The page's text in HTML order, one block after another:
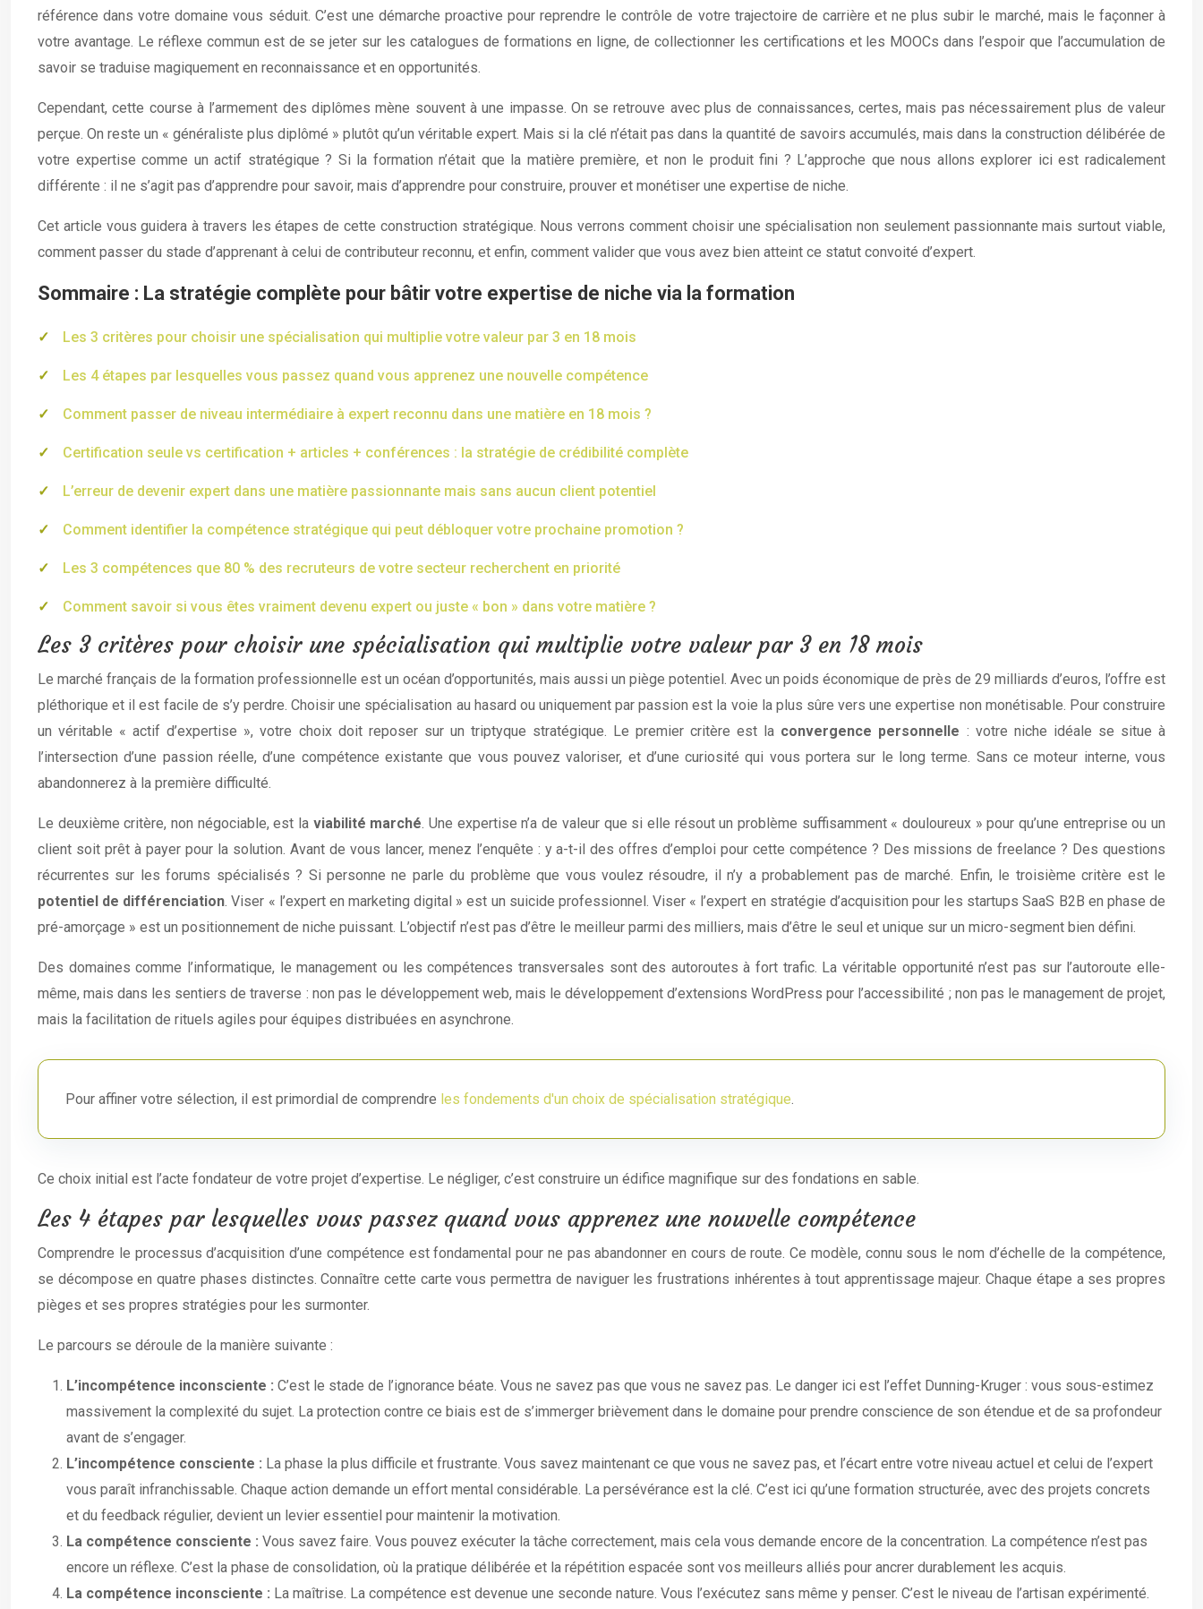
référence dans votre domaine vous séduit. C’est une démarche proactive pour reprendre le contrôle de votre trajectoire de carrière et ne plus subir le marché, mais le façonner à
votre avantage. Le réflexe commun est de se jeter sur les catalogues de formations en ligne, de collectionner les certifications et les MOOCs dans l’espoir que l’accumulation de
savoir se traduise magiquement en reconnaissance et en opportunités.
Cependant, cette course à l’armement des diplômes mène souvent à une impasse. On se retrouve avec plus de connaissances, certes, mais pas nécessairement plus de valeur
perçue. On reste un « généraliste plus diplômé » plutôt qu’un véritable expert. Mais si la clé n’était pas dans la quantité de savoirs accumulés, mais dans la construction délibérée de
votre expertise comme un actif stratégique ? Si la formation n’était que la matière première, et non le produit fini ? L’approche que nous allons explorer ici est radicalement
différente : il ne s’agit pas d’apprendre pour savoir, mais d’apprendre pour construire, prouver et monétiser une expertise de niche.
Cet article vous guidera à travers les étapes de cette construction stratégique. Nous verrons comment choisir une spécialisation non seulement passionnante mais surtout viable,
comment passer du stade d’apprenant à celui de contributeur reconnu, et enfin, comment valider que vous avez bien atteint ce statut convoité d’expert.
Sommaire : La stratégie complète pour bâtir votre expertise de niche via la formation
Les 3 critères pour choisir une spécialisation qui multiplie votre valeur par 3 en 18 mois
Les 4 étapes par lesquelles vous passez quand vous apprenez une nouvelle compétence
Comment passer de niveau intermédiaire à expert reconnu dans une matière en 18 mois ?
Certification seule vs certification + articles + conférences : la stratégie de crédibilité complète
L’erreur de devenir expert dans une matière passionnante mais sans aucun client potentiel
Comment identifier la compétence stratégique qui peut débloquer votre prochaine promotion ?
Les 3 compétences que 80 % des recruteurs de votre secteur recherchent en priorité
Comment savoir si vous êtes vraiment devenu expert ou juste « bon » dans votre matière ?
Les 3 critères pour choisir une spécialisation qui multiplie votre valeur par 3 en 18 mois
Le marché français de la formation professionnelle est un océan d’opportunités, mais aussi un piège potentiel. Avec un poids économique de près de 29 milliards d’euros, l’offre est
pléthorique et il est facile de s’y perdre. Choisir une spécialisation au hasard ou uniquement par passion est la voie la plus sûre vers une expertise non monétisable. Pour construire
un véritable « actif d’expertise », votre choix doit reposer sur un triptyque stratégique. Le premier critère est la convergence personnelle : votre niche idéale se situe à
l’intersection d’une passion réelle, d’une compétence existante que vous pouvez valoriser, et d’une curiosité qui vous portera sur le long terme. Sans ce moteur interne, vous
abandonnerez à la première difficulté.
Le deuxième critère, non négociable, est la viabilité marché. Une expertise n’a de valeur que si elle résout un problème suffisamment « douloureux » pour qu’une entreprise ou un
client soit prêt à payer pour la solution. Avant de vous lancer, menez l’enquête : y a-t-il des offres d’emploi pour cette compétence ? Des missions de freelance ? Des questions
récurrentes sur les forums spécialisés ? Si personne ne parle du problème que vous voulez résoudre, il n’y a probablement pas de marché. Enfin, le troisième critère est le
potentiel de différenciation. Viser « l’expert en marketing digital » est un suicide professionnel. Viser « l’expert en stratégie d’acquisition pour les startups SaaS B2B en phase de
pré-amorçage » est un positionnement de niche puissant. L’objectif n’est pas d’être le meilleur parmi des milliers, mais d’être le seul et unique sur un micro-segment bien défini.
Des domaines comme l’informatique, le management ou les compétences transversales sont des autoroutes à fort trafic. La véritable opportunité n’est pas sur l’autoroute elle-
même, mais dans les sentiers de traverse : non pas le développement web, mais le développement d’extensions WordPress pour l’accessibilité ; non pas le management de projet,
mais la facilitation de rituels agiles pour équipes distribuées en asynchrone.
Pour affiner votre sélection, il est primordial de comprendre les fondements d'un choix de spécialisation stratégique.
Ce choix initial est l’acte fondateur de votre projet d’expertise. Le négliger, c’est construire un édifice magnifique sur des fondations en sable.
Les 4 étapes par lesquelles vous passez quand vous apprenez une nouvelle compétence
Comprendre le processus d’acquisition d’une compétence est fondamental pour ne pas abandonner en cours de route. Ce modèle, connu sous le nom d’échelle de la compétence,
se décompose en quatre phases distinctes. Connaître cette carte vous permettra de naviguer les frustrations inhérentes à tout apprentissage majeur. Chaque étape a ses propres
pièges et ses propres stratégies pour les surmonter.
Le parcours se déroule de la manière suivante :
L’incompétence inconsciente : C’est le stade de l’ignorance béate. Vous ne savez pas que vous ne savez pas. Le danger ici est l’effet Dunning-Kruger : vous sous-estimez
massivement la complexité du sujet. La protection contre ce biais est de s’immerger brièvement dans le domaine pour prendre conscience de son étendue et de sa profondeur
avant de s’engager.
L’incompétence consciente : La phase la plus difficile et frustrante. Vous savez maintenant ce que vous ne savez pas, et l’écart entre votre niveau actuel et celui de l’expert
vous paraît infranchissable. Chaque action demande un effort mental considérable. La persévérance est la clé. C’est ici qu’une formation structurée, avec des projets concrets
et du feedback régulier, devient un levier essentiel pour maintenir la motivation.
La compétence consciente : Vous savez faire. Vous pouvez exécuter la tâche correctement, mais cela vous demande encore de la concentration. La compétence n’est pas
encore un réflexe. C’est la phase de consolidation, où la pratique délibérée et la répétition espacée sont vos meilleurs alliés pour ancrer durablement les acquis.
La compétence inconsciente : La maîtrise. La compétence est devenue une seconde nature. Vous l’exécutez sans même y penser. C’est le niveau de l’artisan expérimenté.